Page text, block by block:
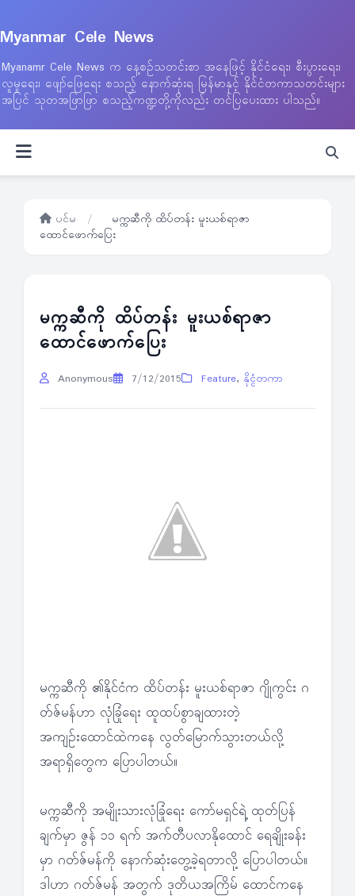
Myanmar Cele News
Myanamr Cele News က နေ့စဉ်သတင်းစာ အနေဖြင့် နိုင်ငံရေး၊ စီးပွားရေး၊
လူမှုရေး၊ ဖျော်ဖြေရေး စသည့် နောက်ဆုံးရ မြန်မာနှင့် နိုင်ငံတကာသတင်းများ
အပြင် သုတအဖြာဖြာ စသည့်ကဏ္ဍတို့ကိုလည်း တင်ပြပေးထား ပါသည်။
ပင်မ /
မက္ကဆီကို ထိပ်တန်း မူးယစ်ရာဇာ
ထောင်ဖောက်ပြေး
မက္ကဆီကို ထိပ်တန်း မူးယစ်ရာဇာ
ထောင်ဖောက်ပြေး
Anonymous 7/12/2015 Feature, နိုင္ငံတကာ
မက္ကဆီကို ၏နိုင်ငံက ထိပ်တန်း မူးယစ်ရာဇာ ဂျိုကွင်း ဂ
တ်ဇ်မန်ဟာ လုံခြုံရေး ထူထပ်စွာချထားတဲ့
အကျဉ်းထောင်ထဲကနေ လွတ်မြောက်သွားတယ်လို့
အရာရှိတွေက ပြောပါတယ်။
မက္ကဆီကို အမျိုးသားလုံခြုံရေး ကော်မရှင်ရဲ့ ထုတ်ပြန်
ချက်မှာ ဇွန် ၁၁ ရက် အက်တီပလာနိုထောင် ရေချိုးခန်း
မှာ ဂတ်ဇ်မန်ကို နောက်ဆုံးတွေ့ခဲ့ရတာလို့ ပြောပါတယ်။
ဒါဟာ ဂတ်ဇ်မန် အတွက် ဒုတိယအကြိမ် ထောင်ကနေ